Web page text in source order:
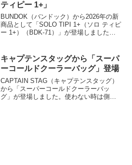
ティピー 1+」
BUNDOK（バンドック）から2026年の新
商品として「SOLO TIPI 1+（ソロ ティピ
ー 1+）（BDK-71）」が登場しました。
たためオプション品なしでも多彩な張り
方が可能になりました。詳細をレビュー
します。
キャプテンスタッグから「スーパ
ーコールドクーラーバッグ」登場
CAPTAIN STAG（キャプテンスタッグ）
から「スーパーコールドクーラーバッ
グ」が登場しました。使わない時は側面